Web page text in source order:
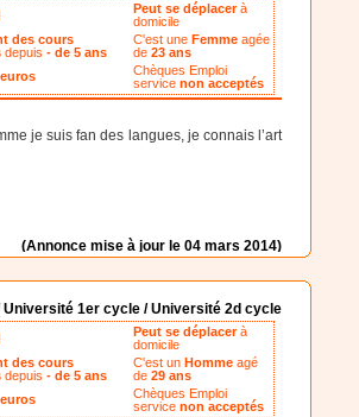
Peut se déplacerà
domicile
des cours
depuis- de 5 ans
C'est uneFemme agée
de23 ans
Chèques Emploi
servicenon acceptés
je suis fan des langues, je connais l’art
(Annonce mise à jour le 04 mars 2014)
Université 1er cycle / Université 2d cycle
Peut se déplacerà
domicile
des cours
depuis- de 5 ans
C'est unHomme agé
de29 ans
Chèques Emploi
servicenon acceptés